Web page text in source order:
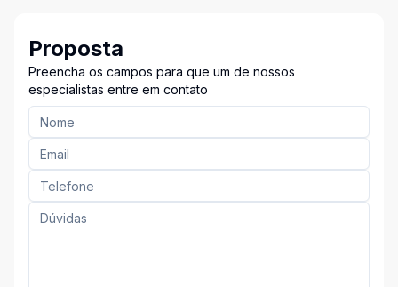
Proposta
Preencha os campos para que um de nossos
especialistas entre em contato